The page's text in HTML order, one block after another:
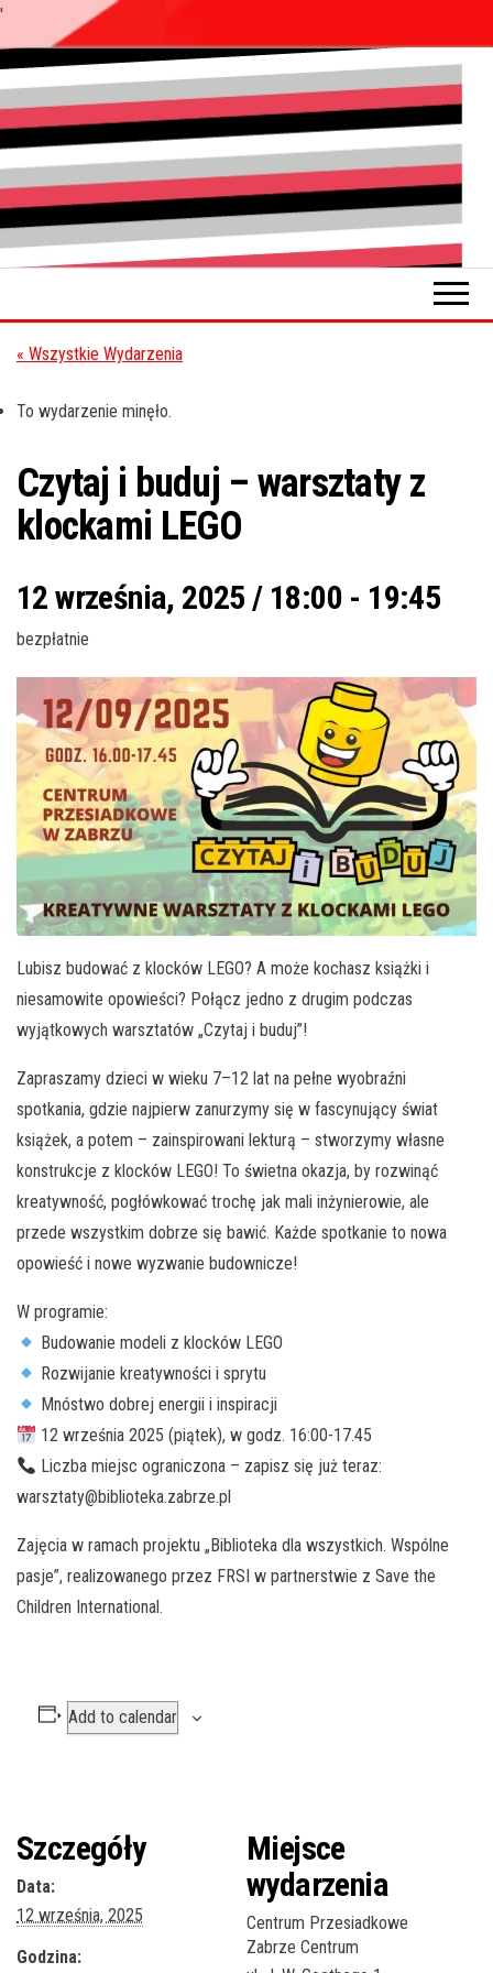
'
Przejdź
do
treści
Pokładykultury.eu
« Wszystkie Wydarzenia
To wydarzenie minęło.
Czytaj i buduj – warsztaty z
klockami LEGO
12 września, 2025 / 18:00 - 19:45
bezpłatnie
Lubisz budować z klocków LEGO? A może kochasz książki i
niesamowite opowieści? Połącz jedno z drugim podczas
wyjątkowych warsztatów „Czytaj i buduj”!
Zapraszamy dzieci w wieku 7–12 lat na pełne wyobraźni
spotkania, gdzie najpierw zanurzymy się w fascynujący świat
książek, a potem – zainspirowani lekturą – stworzymy własne
konstrukcje z klocków LEGO! To świetna okazja, by rozwinąć
kreatywność, pogłówkować trochę jak mali inżynierowie, ale
przede wszystkim dobrze się bawić. Każde spotkanie to nowa
opowieść i nowe wyzwanie budownicze!
W programie:
Budowanie modeli z klocków LEGO
Rozwijanie kreatywności i sprytu
Mnóstwo dobrej energii i inspiracji
12 września 2025 (piątek), w godz. 16:00-17.45
Liczba miejsc ograniczona – zapisz się już teraz:
warsztaty@biblioteka.zabrze.pl
Zajęcia w ramach projektu „Biblioteka dla wszystkich. Wspólne
pasje”, realizowanego przez FRSI w partnerstwie z Save the
Children International.
Add to calendar
Szczegóły
Data:
12 września, 2025
Godzina:
Miejsce
wydarzenia
Centrum Przesiadkowe
Zabrze Centrum